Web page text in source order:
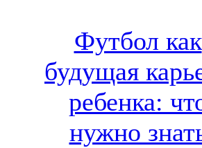
Футбол как
будущая
ребенка:
нужно